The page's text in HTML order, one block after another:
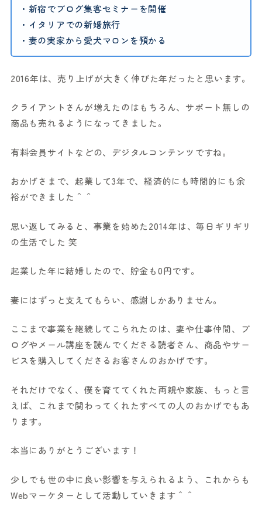
・新宿でブログ集客セミナーを開催
・イタリアでの新婚旅行
・妻の実家から愛犬マロンを預かる
2016年は、売り上げが大きく伸びた年だったと思います。
クライアントさんが増えたのはもちろん、サポート無しの
商品も売れるようになってきました。
有料会員サイトなどの、デジタルコンテンツですね。
おかげさまで、起業して3年で、経済的にも時間的にも余
裕ができました＾＾
思い返してみると、事業を始めた2014年は、毎日ギリギリ
の生活でした 笑
起業した年に結婚したので、貯金も0円です。
妻にはずっと支えてもらい、感謝しかありません。
ここまで事業を継続してこられたのは、妻や仕事仲間、ブ
ログやメール講座を読んでくださる読者さん、商品やサー
ビスを購入してくださるお客さんのおかげです。
それだけでなく、僕を育ててくれた両親や家族、もっと言
えば、これまで関わってくれたすべての人のおかげでもあ
ります。
本当にありがとうございます！
少しでも世の中に良い影響を与えられるよう、これからも
Webマーケターとして活動していきます＾＾